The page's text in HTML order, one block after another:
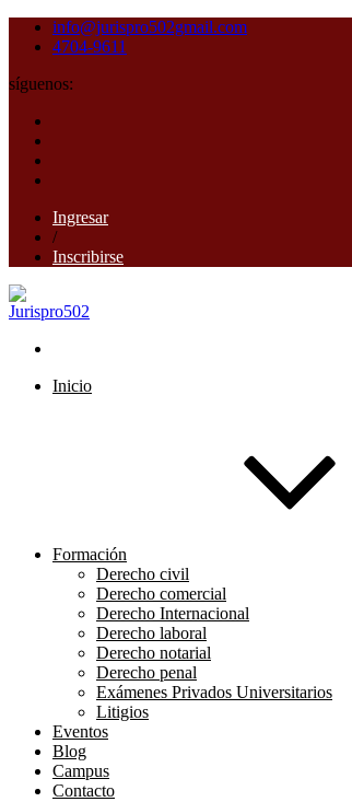
info@jurispro502gmail.com
4704-9611
síguenos:
Ingresar
/
Inscribirse
Inicio
Formación
Derecho civil
Derecho comercial
Derecho Internacional
Derecho laboral
Derecho notarial
Derecho penal
Exámenes Privados Universitarios
Litigios
Eventos
Blog
Campus
Contacto